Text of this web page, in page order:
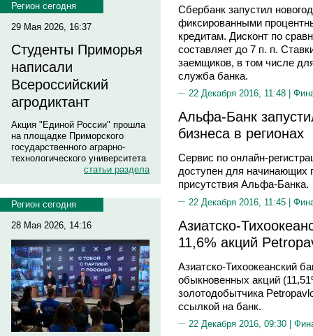
Регион сегодня
29 Мая 2026, 16:37
Студенты Приморья
написали
Всероссийский
агродиктант
Акция "Единой России" прошла
на площадке Приморского
государственного аграрно-
технологического университета
статьи раздела
Регион сегодня
28 Мая 2026, 14:16
Сбербанк запустил
фиксированными
кредитам. Дисконт по
составляет до 7 п. п.
заемщиков, в том числе
служба банка.
22 Декабря 2016, 11:48 |
Альфа-Банк
бизнеса в регионах
Сервис по онлайн-
доступен для начинающих
присутствия Альфа-Банка.
22 Декабря 2016, 11:45 |
Азиатско-
11,6% акций
Азиатско-Тихоокеанский
обыкновенных акций
золотодобытчика
ссылкой на банк.
22 Декабря 2016, 09:30 |